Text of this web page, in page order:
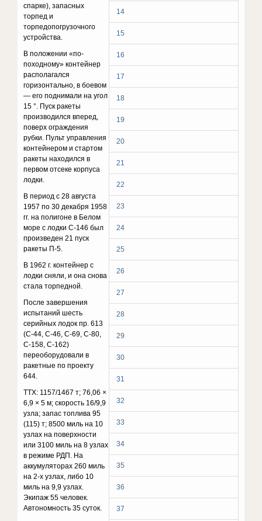
14
15
16
17
18
19
20
21
22
23
24
25
26
27
28
29
30
31
32
33
34
35
36
37
спарке), запасных
торпед и
торпедопогрузочного
устройства.
В положении «по-
походному» контейнер
располагался
горизонтально, в боевом
— его поднимали на угол
15 °. Пуск ракеты
производился вперед,
поверх ограждения
рубки. Пульт управления
контейнером и стартом
ракеты находился в
первом отсеке корпуса
лодки.
В период с 28 августа
1957 по 30 декабря 1958
гг. на полигоне в Белом
море с лодки С-146 был
произведен 21 пуск
ракеты П-5.
В 1962 г. контейнер с
лодки сняли, и она снова
стала торпедной.
После завершения
испытаний шесть
серийных лодок пр. 613
(С-44, С-46, С-69, С-80,
С-158, С-162)
переоборудовали в
ракетные по проекту
644.
ТТХ: 1157/1467 т; 76,06 ×
6,9 × 5 м; скорость 16/9,9
узла; запас топлива 95
(115) т; 8500 миль на 10
узлах на поверхности
или 3100 миль на 8 узлах
в режиме РДП. На
аккумуляторах 260 миль
на 2-х узлах, либо 10
миль на 9,9 узлах.
Экипаж 55 человек.
Автономность 35 суток.